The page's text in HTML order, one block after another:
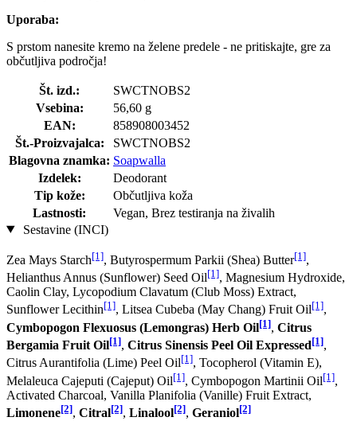
Uporaba:
S prstom nanesite kremo na želene predele - ne pritiskajte, gre za
občutljiva področja!
Št. izd.:
SWCTNOBS2
Vsebina:
56,60 g
EAN:
858908003452
Št.-Proizvajalca:
SWCTNOBS2
Blagovna znamka: Soapwalla
Izdelek:
Deodorant
Tip kože:
Občutljiva koža
Lastnosti:
Vegan, Brez testiranja na živalih
Sestavine (INCI)
Zea Mays Starch[1], Butyrospermum Parkii (Shea) Butter[1],
Helianthus Annus (Sunflower) Seed Oil[1], Magnesium Hydroxide,
Caolin Clay, Lycopodium Clavatum (Club Moss) Extract,
Sunflower Lecithin[1], Litsea Cubeba (May Chang) Fruit Oil[1],
Cymbopogon Flexuosus (Lemongras) Herb Oil[1], Citrus
Bergamia Fruit Oil[1], Citrus Sinensis Peel Oil Expressed[1],
Citrus Aurantifolia (Lime) Peel Oil[1], Tocopherol (Vitamin E),
Melaleuca Cajeputi (Cajeput) Oil[1], Cymbopogon Martinii Oil[1],
Activated Charcoal, Vanilla Planifolia (Vanille) Fruit Extract,
Limonene[2], Citral[2], Linalool[2], Geraniol[2]